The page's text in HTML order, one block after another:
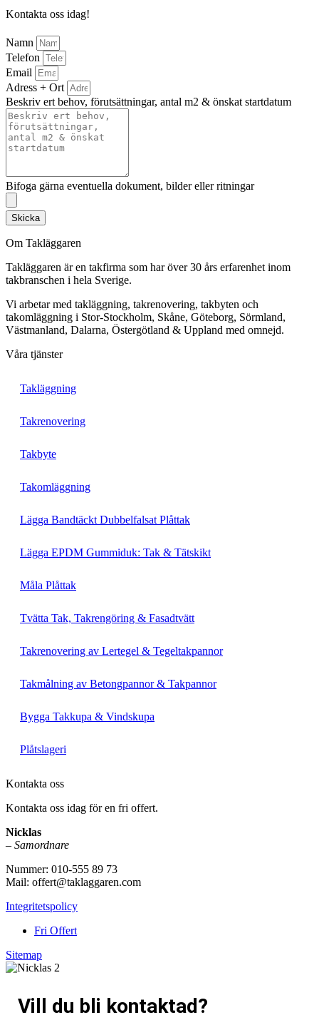
Kontakta oss idag!
Namn
Telefon
Email
Adress + Ort
Beskriv ert behov, förutsättningar, antal m2 & önskat startdatum
Bifoga gärna eventuella dokument, bilder eller ritningar
Skicka
Om Takläggaren
Takläggaren är en takfirma som har över 30 års erfarenhet inom
takbranschen i hela Sverige.
Vi arbetar med takläggning, takrenovering, takbyten och
takomläggning i Stor-Stockholm, Skåne, Göteborg, Sörmland,
Västmanland, Dalarna, Östergötland & Uppland med omnejd.
Våra tjänster
Takläggning
Takrenovering
Takbyte
Takomläggning
Lägga Bandtäckt Dubbelfalsat Plåttak
Lägga EPDM Gummiduk: Tak & Tätskikt
Måla Plåttak
Tvätta Tak, Takrengöring & Fasadtvätt
Takrenovering av Lertegel & Tegeltakpannor
Takmålning av Betongpannor & Takpannor
Bygga Takkupa & Vindskupa
Plåtslageri
Kontakta oss
Kontakta oss idag för en fri offert.
Nicklas
– Samordnare
Nummer: 010-555 89 73
Mail: offert@taklaggaren.com
Integritetspolicy
Fri Offert
Sitemap
Vill du bli kontaktad?